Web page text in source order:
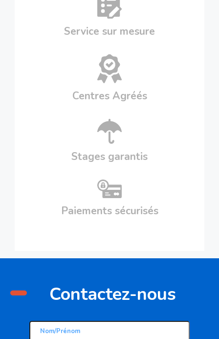
Service sur mesure
Centres Agréés
Stages garantis
Paiements sécurisés
- Contactez-nous